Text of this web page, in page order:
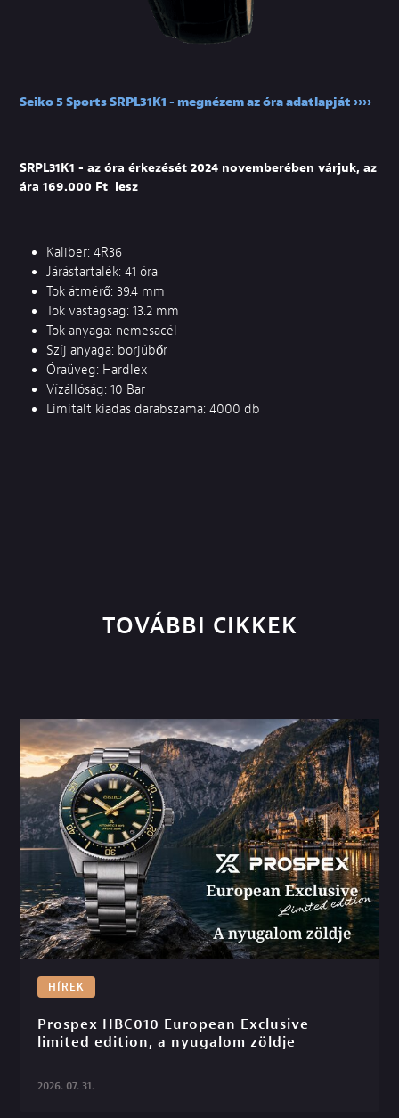
Seiko 5 Sports SRPL31K1 - megnézem az óra adatlapját ››››
SRPL31K1 - az óra érkezését 2024 novemberében várjuk, az
ára 169.000 Ft lesz
Kaliber: 4R36
Járástartalék: 41 óra
Tok átmérő: 39.4 mm
Tok vastagság: 13.2 mm
Tok anyaga: nemesacél
Szíj anyaga: borjúbőr
Óraüveg: Hardlex
Vízállóság: 10 Bar
Limitált kiadás darabszáma: 4000 db
TOVÁBBI CIKKEK
HÍREK
Prospex HBC010 European Exclusive
limited edition, a nyugalom zöldje
2026. 07. 31.